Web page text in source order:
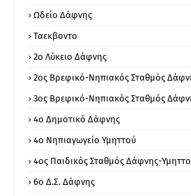
Ωδείο Δάφνης
Ταεκβοντο
2ο Λύκειο Δάφνης
2ος Βρεφικό-Νηπιακός Σταθμός
3ος Βρεφικό-Νηπιακός Σταθμός
4ο Δημοτικό Δάφνης
4ο Νηπιαγωγείο Υμηττού
4ος Παιδικός Σταθμός Δάφνης-
6ο Δ.Σ. Δάφνης